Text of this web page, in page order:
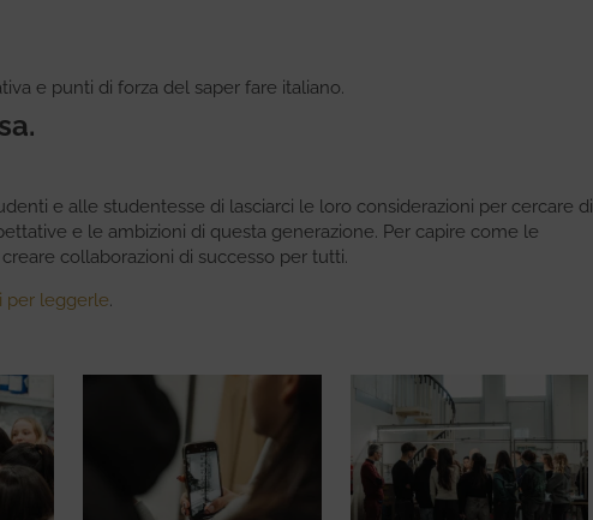
e punti di forza del saper fare italiano.
e alle studentesse di lasciarci le loro considerazioni per cercare di
e le ambizioni di questa generazione. Per capire come le
collaborazioni di successo per tutti.
per leggerle.